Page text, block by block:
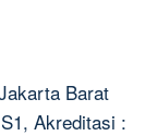
Barat
Akreditasi :